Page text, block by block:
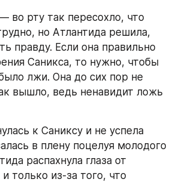
рту так пересохло, что
но Атлантида решила,
правду. Если она правильно
Саникса, то нужно, чтобы
лжи. Она до сих пор не
вышло, ведь ненавидит ложь
к Саниксу и не успела
в плену поцелуя молодого
распахнула глаза от
только из-за того, что